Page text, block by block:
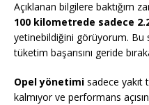
Açıklanan bilgilere baktığım
100 kilometrede sadece
yetinebildiğini görüyorum. Bu
tüketim başarısını geride
Opel yönetimi sadece yakıt
kalmıyor ve performans